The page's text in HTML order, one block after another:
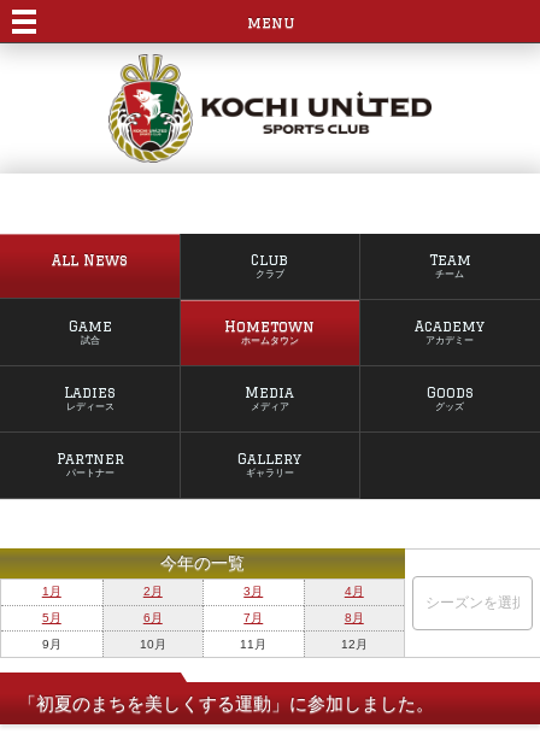
menu
All News Club
クラブ
Team
チーム
Game
試合
Hometown
ホームタウン
Academy
アカデミー
Ladies
レディース
Media
メディア
Goods
グッズ
Partner
パートナー
Gallery
ギャラリー
今年の一覧
1月 2月 3月
4月
5月
6月 7月
8月
9月
10月 11月 12月
「初夏のまちを美しくする運動」に参加しました。